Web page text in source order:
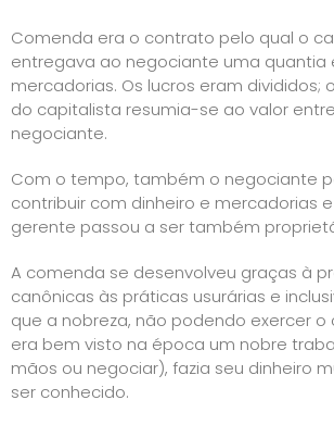
Comenda era o contrato pelo qual o
entregava ao negociante uma quantia
mercadorias. Os lucros eram divididos;
do capitalista resumia-se ao valor
negociante.
Com o tempo, também o negociante
contribuir com dinheiro e mercadorias
gerente passou a ser também
A comenda se desenvolveu graças à
canônicas às práticas usurárias e
que a nobreza, não podendo exercer
era bem visto na época um nobre
mãos ou negociar), fazia seu dinheiro
ser conhecido.